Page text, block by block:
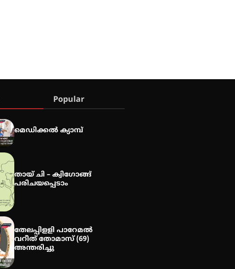
Popular
മെഡിക്കൽ ക്യാമ്പ്
തായ് ചി – ക്വിഗോങ്ങ്
പരിചയപ്പെടാം
തേലപ്പിളളി പാറേമൽ
വറീത് തോമാസ് (69)
അന്തരിച്ചു